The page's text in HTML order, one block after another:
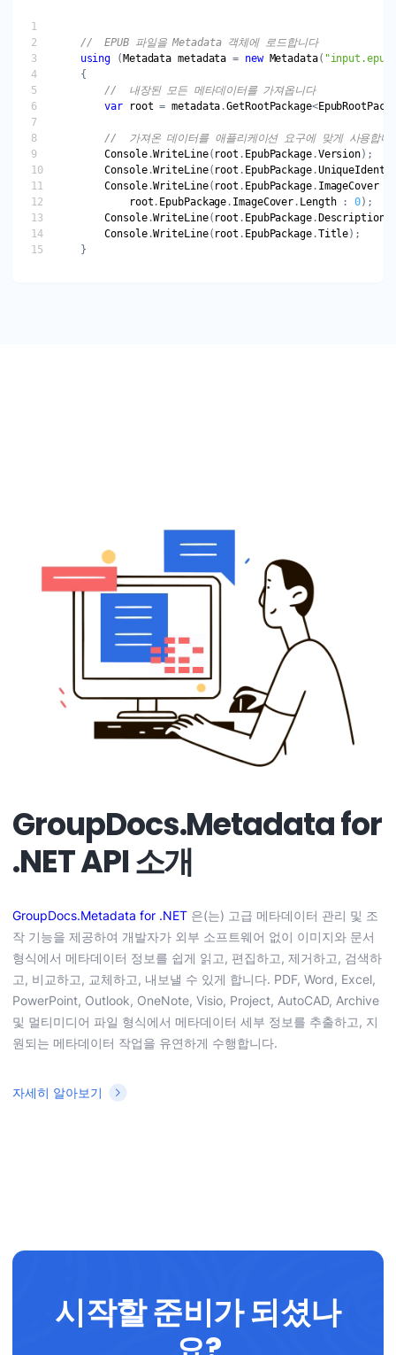
//  EPUB 파일을 Metadata 객체에 로드합니다
using ( Metadata metadata = new Metadata(
//  내장된 모든 메타데이터를 가져옵니다
var
root = metadata .GetRootPackage<
//  가져온 데이터를 애플리케이션 요구에 맞게 사용합니
Console.WriteLine( root . EpubPackage.Version
Console.WriteLine( root . EpubPackage.
Console.WriteLine( root . EpubPackage. ImageCover
root . EpubPackage . ImageCover . Length : 0
Console.WriteLine( root . EpubPackage. Description
Console.WriteLine( root . EpubPackage.Title
GroupDocs.Metadata for
.NET API 소개
GroupDocs.Metadata for .NET 은(는) 고급 메타데이터 관리 및 조
작 기능을 제공하여 개발자가 외부 소프트웨어 없이 이미지와 문서
형식에서 메타데이터 정보를 쉽게 읽고, 편집하고, 제거하고, 검색하
고, 비교하고, 교체하고, 내보낼 수 있게 합니다. PDF, Word, Excel,
PowerPoint, Outlook, OneNote, Visio, Project, AutoCAD, Archive
및 멀티미디어 파일 형식에서 메타데이터 세부 정보를 추출하고, 지
원되는 메타데이터 작업을 유연하게 수행합니다.
자세히 알아보기
시작할 준비가 되셨나